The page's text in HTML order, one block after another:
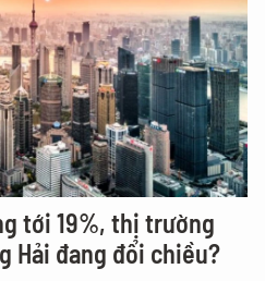
tới 19%, thị trường
Hải đang đổi chiều?